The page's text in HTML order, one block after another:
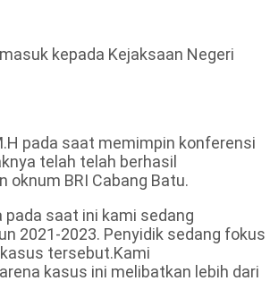
kepada Kejaksaan Negeri
pada saat memimpin konferensi
telah telah berhasil
oknum BRI Cabang Batu.
pada saat ini kami sedang
2021-2023. Penyidik sedang fokus
tersebut.Kami
kasus ini melibatkan lebih dari